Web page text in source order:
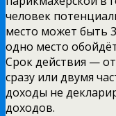
человек
место может быть
одно место
Срок действия —
сразу или двумя
доходы не
доходов.